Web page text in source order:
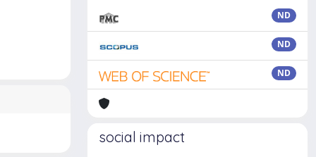
ND
ND
ND
social impact